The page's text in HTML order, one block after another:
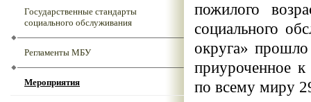
Государственные стандарты
социального обслуживания
Регламенты МБУ
Мероприятия
пожилого
социального
округа» прошло
приуроченное
по всему миру